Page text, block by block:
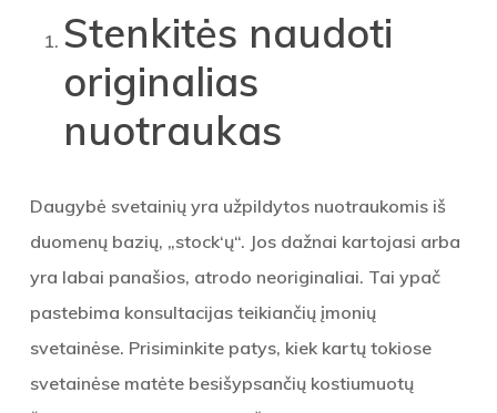
Stenkitės naudoti
originalias
nuotraukas
Daugybė svetainių yra užpildytos nuotraukomis iš
duomenų bazių, „stock‘ų“. Jos dažnai kartojasi arba
yra labai panašios, atrodo neoriginaliai. Tai ypač
pastebima konsultacijas teikiančių įmonių
svetainėse. Prisiminkite patys, kiek kartų tokiose
svetainėse matėte besišypsančių kostiumuotų